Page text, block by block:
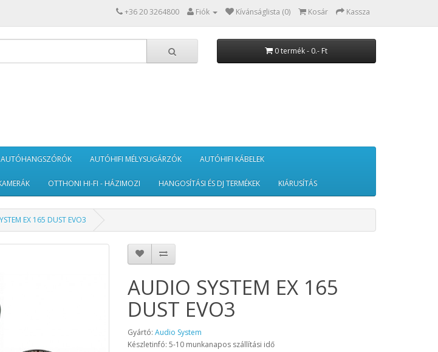
+36 20 3264800 Fiók Kívánságlista (0) Kosár Kassza
0 termék - 0.- Ft
AUTÓHANGSZÓRÓK AUTÓHIFI MÉLYSUGÁRZÓK AUTÓHIFI KÁBELEK
OTTHONI HI-FI - HÁZIMOZI HANGOSÍTÁSI ÉS DJ TERMÉKEK KIÁRUSÍTÁS
EX 165 DUST EVO3
AUDIO SYSTEM EX 165
DUST EVO3
Gyártó:Audio System
Készletinfó: 5-10 munkanapos szállítási idő